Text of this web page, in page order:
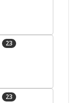
23
23